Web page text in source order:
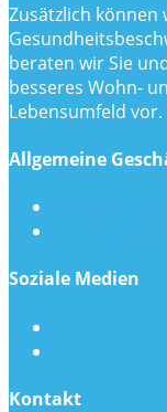
Zusätzlich können
beraten wir Sie
besseres Wohn-
Lebensumfeld vor.
Allgemeine
Soziale Medien
Kontakt